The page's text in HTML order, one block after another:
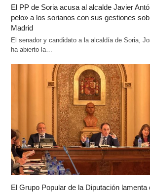
El PP de Soria acusa al alcalde Javier
pelo» a los sorianos con sus gestiones
Madrid
El senador y candidato a la alcaldía de Soria,
ha abierto la…
El Grupo Popular de la Diputación lamenta